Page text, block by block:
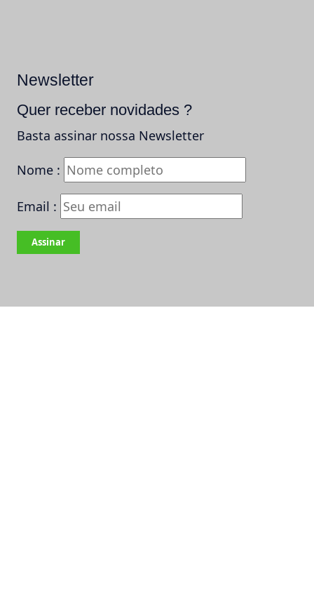
Newsletter
Quer receber novidades ?
Basta assinar nossa Newsletter
Nome :
Email :